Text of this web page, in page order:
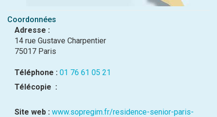
Coordonnées
Adresse :
14 rue Gustave Charpentier
75017 Paris
Téléphone : 01 76 61 05 21
Télécopie :
Site web : www.sopregim.fr/residence-senior-paris-